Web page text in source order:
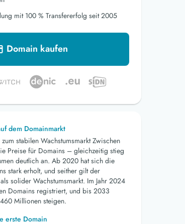
mit 100 % Transfererfolg seit 2005
Domain kaufen
dem Domainmarkt
stabilen Wachstumsmarkt Zwischen
Preise für Domains – gleichzeitig stieg
deutlich an. Ab 2020 hat sich die
stark erholt, und seither gilt der
solider Wachstumsmarkt. Im Jahr 2024
Domains registriert, und bis 2033
Millionen steigen.
erste Domain